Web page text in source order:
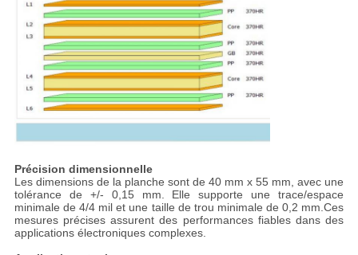
Précision dimensionnelle
Les dimensions de la planche sont de 40 mm x 55 mm, avec une
tolérance de +/- 0,15 mm. Elle supporte une trace/espace
minimale de 4/4 mil et une taille de trou minimale de 0,2 mm.Ces
mesures précises assurent des performances fiables dans des
applications électroniques complexes.